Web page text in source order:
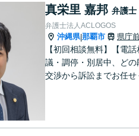
真栄里 嘉邦 弁護士
弁護士法人ACLOGOS
沖縄県|那覇市 県庁
【初回相談無料】【電
議・調停・別居中、ど
交渉から訴訟までお任せ